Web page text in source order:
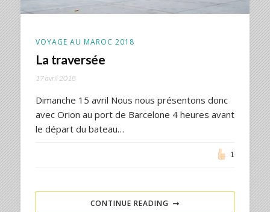
VOYAGE AU MAROC 2018
La traversée
17 avril 2018
Dimanche 15 avril Nous nous présentons donc
avec Orion au port de Barcelone 4 heures avant
le départ du bateau…
1
CONTINUE READING